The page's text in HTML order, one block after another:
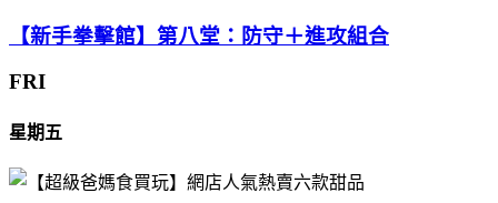
【新手拳擊館】第八堂：防守＋進攻組合
FRI
星期五